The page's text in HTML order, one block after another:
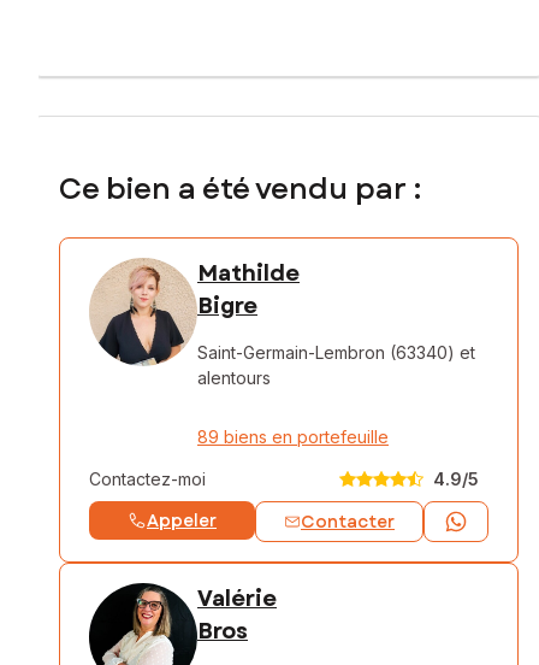
Ce bien a été vendu par :
Mathilde
Bigre
Saint-Germain-Lembron (63340) et
alentours
89 biens en portefeuille
Contactez-moi 4.9/5
Appeler Contacter
Valérie
Bros